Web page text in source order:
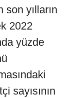
son yılların
2022
yüzde
sayısının